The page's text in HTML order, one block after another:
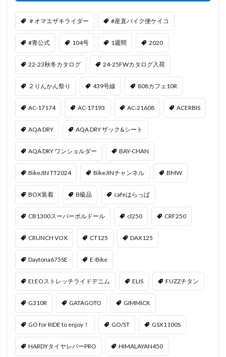
＃オマエザキライダー #産直バイク便ケイコ
#青公式 104号 1週間 2020
22-23秋冬カタログ 24-25FWカタログ入荷
２りんかん祭り 439号線 808カフェ10R
AC-17174 AC-17193 AC-21608 ACERBIS
AQA DRY AQA DRY ザック&シート
AQA DRY ワンショルダー BAY-CHAN
BikeJIN TT2024 BikeJINチャンネル BMW
BOX装着 B級品 cafeはらっぱ
CB1300スーパーボルドール cl250 CRF250
CRUNCH VOX CT125 DAX125
Daytona675SE E-Bike
EI:EOストレッチライドデニム ELIS FUZZチタン
G310R GATAGOTO GIMMICK
GO for RIDE to enjoy！ GO/ST GSX1100S
HARDYタイヤレバーPRO HIMALAYAN450